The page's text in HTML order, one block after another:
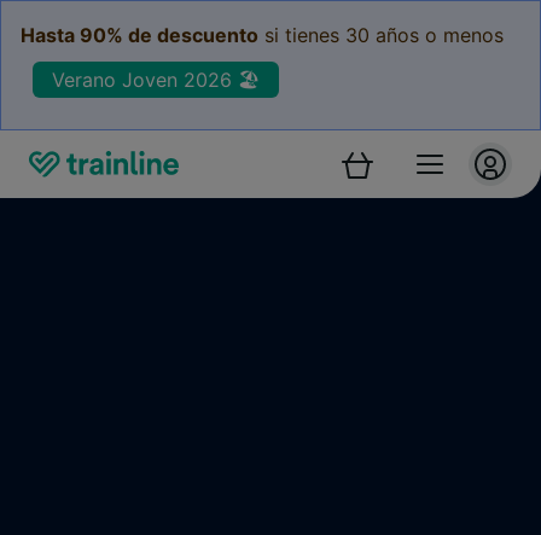
Hasta 90% de descuento si tienes 30 años o menos
Verano Joven 2026 🏖️